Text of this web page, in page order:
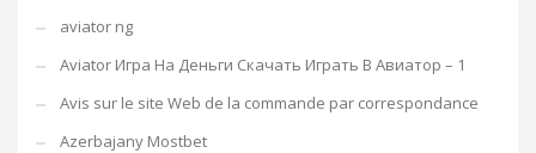
aviator ng
Aviator Игра На Деньги Скачать Играть В Авиатор – 1
Avis sur le site Web de la commande par correspondance
Azerbajany Mostbet